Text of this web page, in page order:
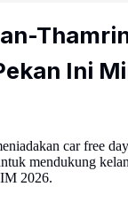
Ini
car free
mendukung
2026.